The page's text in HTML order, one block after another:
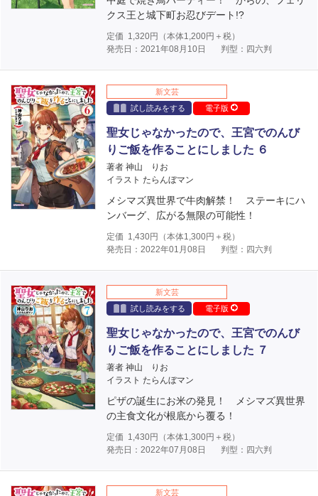
クス王と城下町お忍びデート!?
定価 1,320円（本体1,200円＋税）
発売日：2021年08月10日
判型：四六判
新文芸
試し読みをする
電子版
聖女じゃなかったので、王宮でのんび
りご飯を作ることにしました ６
著者 神山 りお
イラスト たらんぼマン
メシマズ異世界で牛肉解禁！ ステーキにハ
ンバーグ、広がる無限の可能性！
定価 1,430円（本体1,300円＋税）
発売日：2022年01月08日
判型：四六判
新文芸
試し読みをする
電子版
聖女じゃなかったので、王宮でのんび
りご飯を作ることにしました ７
著者 神山 りお
イラスト たらんぼマン
ピザの誕生にお米の発見！ メシマズ異世界
の主食文化が根底から覆る！
定価 1,430円（本体1,300円＋税）
発売日：2022年07月08日
判型：四六判
新文芸